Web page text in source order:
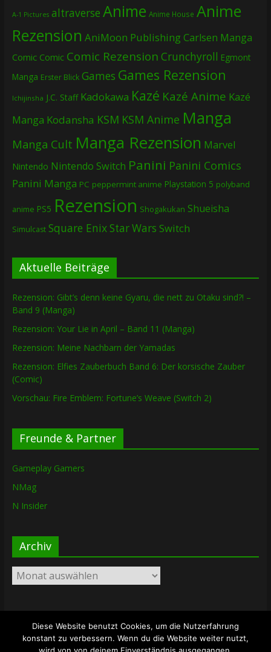
A-1 Pictures altraverse Anime Anime House Anime
Rezension AniMoon PublishingCarlsen Manga
Comic Comic Comic Rezension Crunchyroll Egmont
Manga Erster Blick Games Games Rezension
Ichijinsha J.C. Staff Kadokawa Kazé Kazé Anime Kazé
Manga Kodansha KSM KSM Anime Manga
Manga Cult Manga Rezension Marvel
Nintendo Nintendo Switch Panini Panini Comics
Panini Manga PC peppermint anime Playstation 5 polyband
anime PS5 Rezension Shogakukan Shueisha
Simulcast Square EnixStar Wars Switch
Aktuelle Beiträge
Rezension: Gibt’s denn keine Gyaru, die nett zu Otaku sind?! –
Band 9 (Manga)
Rezension: Your Lie in April – Band 11 (Manga)
Rezension: Meine Nachbarn der Yamadas
Rezension: Elfies Zauberbuch Band 6: Der korsische Zauber
(Comic)
Vorschau: Fire Emblem: Fortune’s Weave (Switch 2)
Freunde & Partner
Gameplay Gamers
NMag
N Insider
Archiv
Archiv
Copyright © 2026The Lost Dungeon. Alle Rechte vorbehalten.
Theme: ColorMag vonThemeGrill. Bereitgestellt von
Diese Website benutzt Cookies, um die Nutzerfahrung
konstant zu verbessern. Wenn du die Website weiter nutzt,